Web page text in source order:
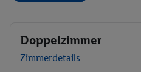
Doppelzimmer
Zimmerdetails